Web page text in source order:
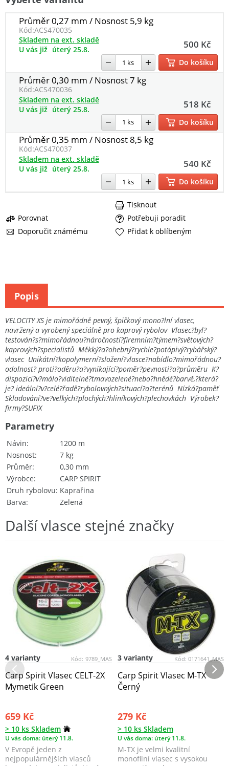
Průměr 0,27 mm / Nosnost 5,9 kg
Kód:ACS470035
500 Kč
Skladem na ext. skladě
U vás již úterý 25.8.
Do košíku
Průměr 0,30 mm / Nosnost 7 kg
Kód:ACS470036
518 Kč
Skladem na ext. skladě
U vás již úterý 25.8.
Do košíku
Průměr 0,35 mm / Nosnost 8,5 kg
Kód:ACS470037
540 Kč
Skladem na ext. skladě
U vás již úterý 25.8.
Do košíku
Porovnat
Potřebuji poradit
Doporučit známému
Tisknout
Přidat k oblíbeným
VELOCITY XS je mimořádně pevný, špičkový mono?lní vlasec,
navržený a vyrobený speciálně pro kaprový rybolov Vlasec?byl?
testován?s?mimořádnou?náročností?firemním?týmem?světových?
kaprových?specialistů Měkký?a?ohebný?rychle?potápivý?rybářský?
vlasec Unikátní?kopolymerní?složení?vlasce?nabídlo?mimořádnou?
odolnost? proti?oděru?a?vynikající?poměr?pevnosti?a?průměru K?
dispozici?v?málo?viditelné?tmavozelené?nebo?hnědé?barvě,?která?
je? ideální?v?celé?řadě?rybolovných?situací?a?terénů Nízká?paměť
Skladování?ve?velkých?plochých?hliníkových?plechovkách Výrobek?
firmy?SUFIX
Návin
1200 m
Nosnost
7 kg
Průměr
0,30 mm
Výrobce
CARP SPIRIT
Druh rybolovu Kaprařina
Barva
Zelená
Parametry
Popis
Další vlasce stejné značky
Kód: 9789_MAS
4 varianty
Carp Spirit Vlasec CELT-2X
Mymetik Green
659 Kč
> 10 ks Skladem
U vás doma: úterý 11.8.
V Evropě jeden z
nejpopulárnějších vlasců
Kód: 0171641_MAS
3 varianty
Carp Spirit Vlasec M-TX
Černý
279 Kč
> 10 ks Skladem
U vás doma: úterý 11.8.
M-TX je velmi kvalitní
monofilní vlasec s vysokou